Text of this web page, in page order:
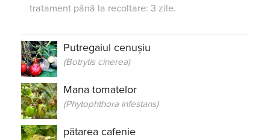
tratament până la recoltare: 3 zile.
Putregaiul cenușiu
(Botrytis cinerea)
Mana tomatelor
(Phytophthora infestans)
pătarea cafenie